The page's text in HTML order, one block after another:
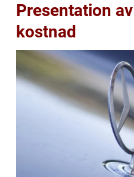
Presentation
kostnad